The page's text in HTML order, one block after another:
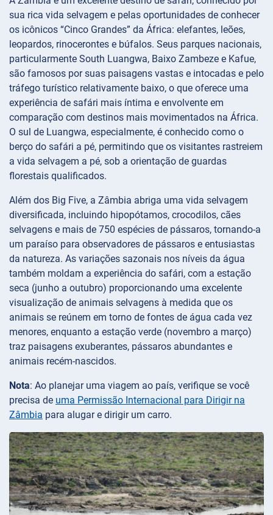
sua rica vida selvagem e pelas oportunidades de conhecer
os icônicos “Cinco Grandes” da África: elefantes, leões,
leopardos, rinocerontes e búfalos. Seus parques nacionais,
particularmente South Luangwa, Baixo Zambeze e Kafue,
são famosos por suas paisagens vastas e intocadas e pelo
tráfego turístico relativamente baixo, o que oferece uma
experiência de safári mais íntima e envolvente em
comparação com destinos mais movimentados na África.
O sul de Luangwa, especialmente, é conhecido como o
berço do safári a pé, permitindo que os visitantes rastreiem
a vida selvagem a pé, sob a orientação de guardas
florestais qualificados.
Além dos Big Five, a Zâmbia abriga uma vida selvagem
diversificada, incluindo hipopótamos, crocodilos, cães
selvagens e mais de 750 espécies de pássaros, tornando-a
um paraíso para observadores de pássaros e entusiastas
da natureza. As variações sazonais nos níveis da água
também moldam a experiência do safári, com a estação
seca (junho a outubro) proporcionando uma excelente
visualização de animais selvagens à medida que os
animais se reúnem em torno de fontes de água cada vez
menores, enquanto a estação verde (novembro a março)
traz paisagens exuberantes, pássaros abundantes e
animais recém-nascidos.
Nota: Ao planejar uma viagem ao país, verifique se você
precisa de uma Permissão Internacional para Dirigir na
Zâmbia para alugar e dirigir um carro.